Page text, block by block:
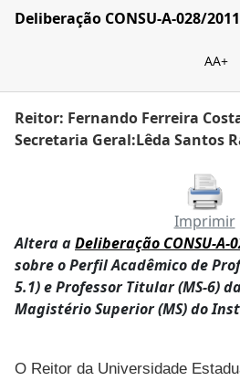
Deliberação CONSU-A-028/
AA+
Reitor: Fernando Ferreira
Secretaria Geral:Lêda Santos
Imprimir
Altera aDeliberação CONSU-A-
sobre o Perfil Acadêmico de
5.1) e Professor Titular (MS-6)
Magistério Superior (MS) do
O Reitor da Universidade